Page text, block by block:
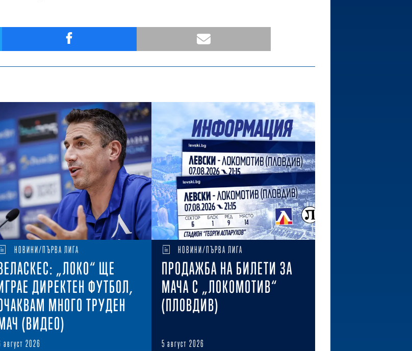
НОВИНИ/ПЪРВА ЛИГА
„ЛОКО“ ЩЕ
ДИРЕКТЕН ФУТБОЛ,
МНОГО ТРУДЕН
(ВИДЕО)
август 2026
НОВИНИ/ПЪРВА ЛИГА
ПРОДАЖБА НА БИЛЕТИ ЗА
МАЧА С „ЛОКОМОТИВ“
(ПЛОВДИВ)
5 август 2026